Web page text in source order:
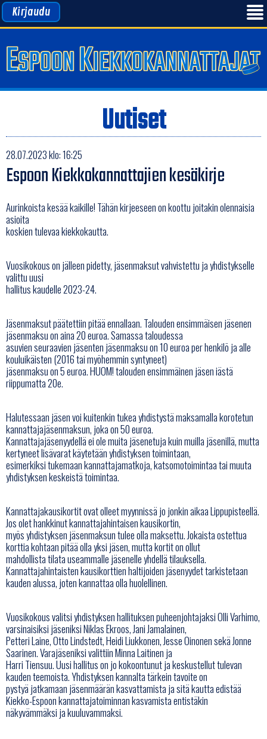
Kirjaudu
Uutiset
28.07.2023 klo: 16:25
Espoon Kiekkokannattajien kesäkirje
Aurinkoista kesää kaikille! Tähän kirjeeseen on koottu joitakin olennaisia
asioita
koskien tulevaa kiekkokautta.
Vuosikokous on jälleen pidetty, jäsenmaksut vahvistettu ja yhdistykselle
valittu uusi
hallitus kaudelle 2023-24.
Jäsenmaksut päätettiin pitää ennallaan. Talouden ensimmäisen jäsenen
jäsenmaksu on aina 20 euroa. Samassa taloudessa
asuvien seuraavien jäsenten jäsenmaksu on 10 euroa per henkilö ja alle
kouluikäisten (2016 tai myöhemmin syntyneet)
jäsenmaksu on 5 euroa. HUOM! talouden ensimmäinen jäsen iästä
riippumatta 20e.
Halutessaan jäsen voi kuitenkin tukea yhdistystä maksamalla korotetun
kannattajajäsenmaksun, joka on 50 euroa.
Kannattajajäsenyydellä ei ole muita jäsenetuja kuin muilla jäsenillä, mutta
kertyneet lisävarat käytetään yhdistyksen toimintaan,
esimerkiksi tukemaan kannattajamatkoja, katsomotoimintaa tai muuta
yhdistyksen keskeistä toimintaa.
Kannattajakausikortit ovat olleet myynnissä jo jonkin aikaa Lippupisteellä.
Jos olet hankkinut kannattajahintaisen kausikortin,
myös yhdistyksen jäsenmaksun tulee olla maksettu. Jokaista ostettua
korttia kohtaan pitää olla yksi jäsen, mutta kortit on ollut
mahdollista tilata useammalle jäsenelle yhdellä tilauksella.
Kannattajahintaisten kausikorttien haltijoiden jäsenyydet tarkistetaan
kauden alussa, joten kannattaa olla huolellinen.
Vuosikokous valitsi yhdistyksen hallituksen puheenjohtajaksi Olli Varhimo,
varsinaisiksi jäseniksi Niklas Ekroos, Jani Jamalainen,
Petteri Laine, Otto Lindstedt, Heidi Liukkonen, Jesse Oinonen sekä Jonne
Saarinen. Varajäseniksi valittiin Minna Laitinen ja
Harri Tiensuu. Uusi hallitus on jo kokoontunut ja keskustellut tulevan
kauden teemoista. Yhdistyksen kannalta tärkein tavoite on
pystyä jatkamaan jäsenmäärän kasvattamista ja sitä kautta edistää
Kiekko-Espoon kannattajatoiminnan kasvamista entistäkin
näkyvämmäksi ja kuuluvammaksi.